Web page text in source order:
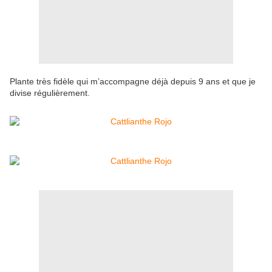
Plante très fidèle qui m’accompagne déjà depuis 9 ans et que je
divise régulièrement.